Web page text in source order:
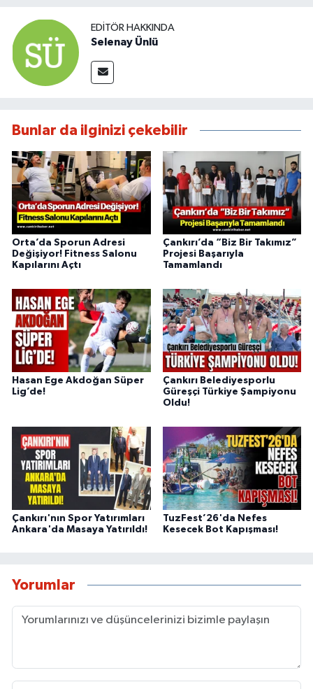
EDITÖR HAKKINDA
Selenay Ünlü
Bunlar da ilginizi çekebilir
Orta’da Sporun Adresi
Değişiyor! Fitness Salonu
Kapılarını Açtı
Çankırı’da “Biz Bir Takımız”
Projesi Başarıyla
Tamamlandı
Hasan Ege Akdoğan Süper
Lig’de!
Çankırı Belediyesporlu
Güreşçi Türkiye Şampiyonu
Oldu!
Çankırı'nın Spor Yatırımları
Ankara'da Masaya Yatırıldı!
TuzFest’26'da Nefes
Kesecek Bot Kapışması!
Yorumlar